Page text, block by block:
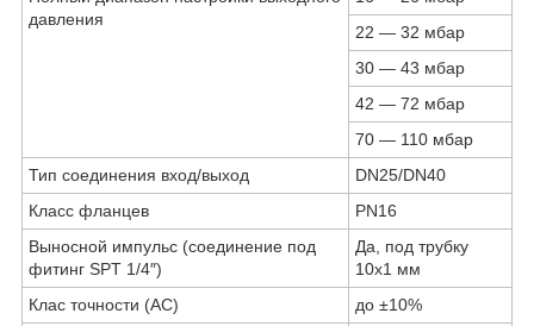
давления
22 — 32 мбар
30 — 43 мбар
42 — 72 мбар
70 — 110 мбар
Тип соединения вход/выход
DN25/DN40
Класс фланцев
PN16
Выносной импульс (соединение под
фитинг SPT 1/4″)
Да, под трубку
10х1 мм
Клас точности (АС)
до ±10%